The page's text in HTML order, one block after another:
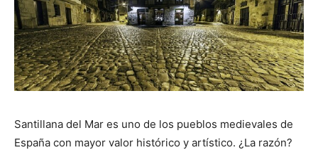
Santillana del Mar es uno de los pueblos medievales de
España con mayor valor histórico y artístico. ¿La razón?